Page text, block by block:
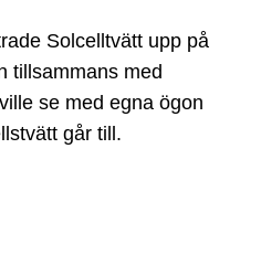
Solcelltvätt upp på
tillsammans med
se med egna ögon
går till.